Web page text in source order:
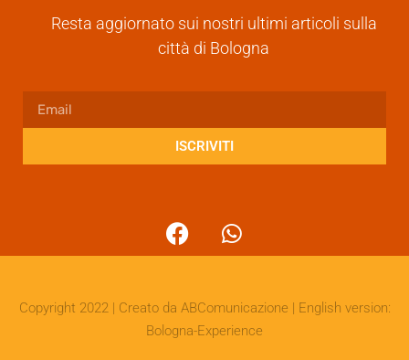
Resta aggiornato sui nostri ultimi articoli sulla
città di Bologna
ISCRIVITI
Copyright 2022 | Creato da ABComunicazione | English version:
Bologna-Experience